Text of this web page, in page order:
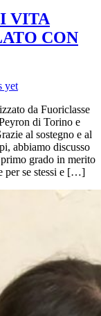
VITA
CON
yet
da Fuoriclasse
di Torino e
al sostegno e al
abbiamo discusso
grado in merito
per se stessi e […]